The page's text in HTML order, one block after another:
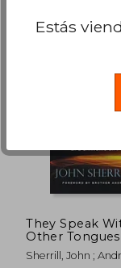
40%
dcto.
They Speak
Other
Inglés)
Sherrill, John ;
Estás